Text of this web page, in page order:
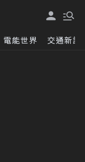
電能世界 交通新訊